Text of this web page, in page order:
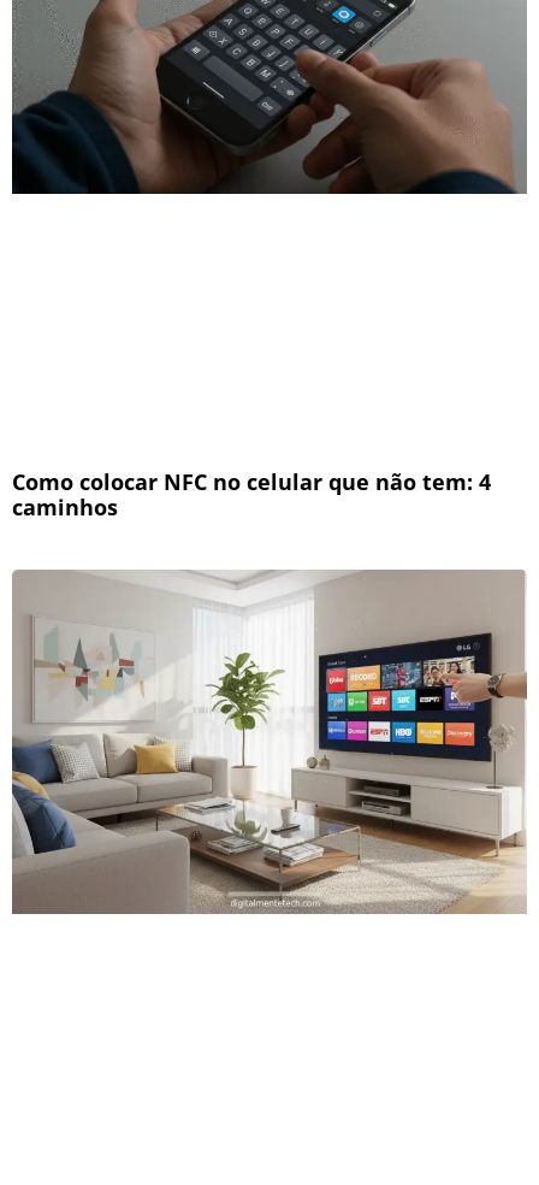
Como colocar NFC no celular que não tem: 4
caminhos